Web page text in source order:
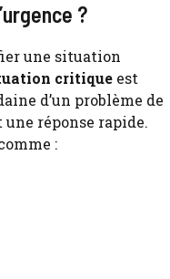
?
une situation
critique est
d’un problème de
réponse rapide.
: